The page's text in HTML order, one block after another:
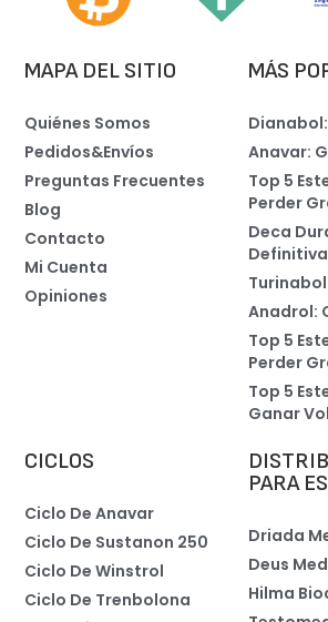
MAPA DEL SITIO
Quiénes Somos
Pedidos&Envíos
Preguntas Frecuentes
Blog
Contacto
Mi Cuenta
Opiniones
MÁS
Anavar:
Top 5
Perder
Deca
Definitiva
Anadrol:
Top 5
Perder
Top 5
Ganar
CICLOS
Ciclo De Anavar
Ciclo De Sustanon 250
Ciclo De Winstrol
Ciclo De Trenbolona
PARA
Driada
Deus
Hilma